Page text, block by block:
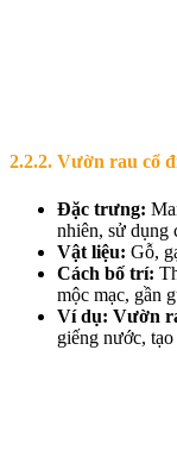
2.2.2. Vườn rau cổ
Đặc trưng:
nhiên, sử dụng
Vật liệu: Gỗ,
Cách bố trí:
mộc mạc, gần
Ví dụ: Vườn
giếng nước,